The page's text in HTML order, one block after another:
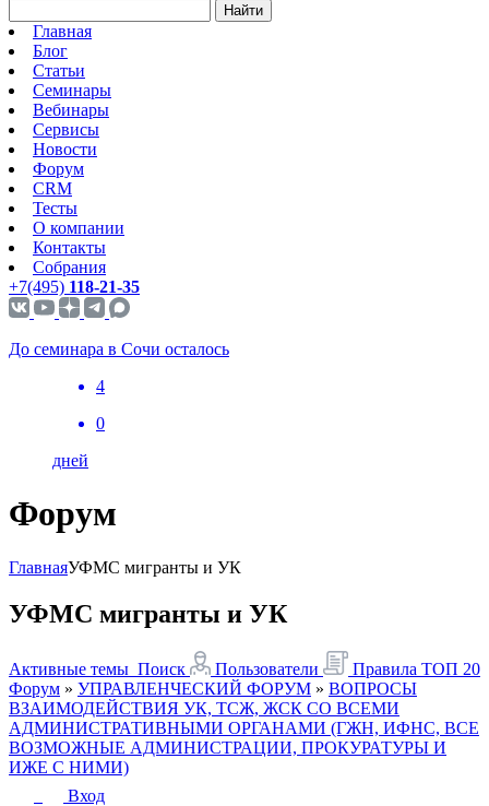
Найти
Главная
Блог
Статьи
Семинары
Вебинары
Сервисы
Новости
Форум
CRM
Тесты
О компании
Контакты
Собрания
+7(495) 118-21-35
До семинара в Сочи осталось
4
0
дней
Форум
ГлавнаяУФМС мигранты и УК
УФМС мигранты и УК
Активные темы Поиск Пользователи Правила ТОП 20
Форум » УПРАВЛЕНЧЕСКИЙ ФОРУМ » ВОПРОСЫ
ВЗАИМОДЕЙСТВИЯ УК, ТСЖ, ЖСК СО ВСЕМИ
АДМИНИСТРАТИВНЫМИ ОРГАНАМИ (ГЖН, ИФНС, ВСЕ
ВОЗМОЖНЫЕ АДМИНИСТРАЦИИ, ПРОКУРАТУРЫ И
ИЖЕ С НИМИ)
Вход